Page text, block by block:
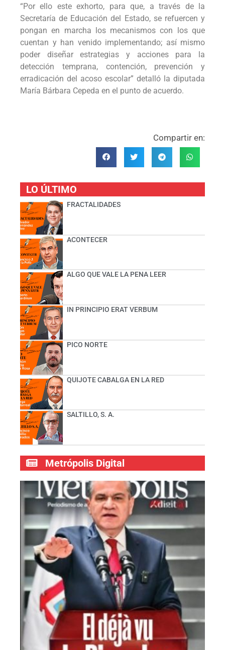
“Por ello este exhorto, para que, a través de la
Secretaría de Educación del Estado, se refuercen y
pongan en marcha los mecanismos con los que
cuentan y han venido implementando; así mismo
poder diseñar estrategias y acciones para la
detección temprana, contención, prevención y
erradicación del acoso escolar” detalló la diputada
María Bárbara Cepeda en el punto de acuerdo.
Compartir en:
LO ÚLTIMO
FRACTALIDADES
ACONTECER
ALGO QUE VALE LA PENA LEER
IN PRINCIPIO ERAT VERBUM
PICO NORTE
QUIJOTE CABALGA EN LA RED
SALTILLO, S. A.
Metrópolis Digital